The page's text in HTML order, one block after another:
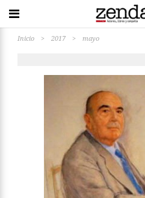
Inicio > 2017 > mayo